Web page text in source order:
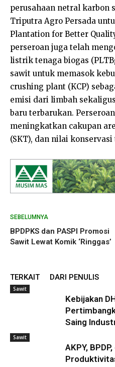
perusahaan netral karbon
Triputra Agro Persada
Plantation for Better
perseroan juga telah
listrik tenaga biogas
sawit untuk memasok
crushing plant (KCP)
emisi dari limbah
baru terbarukan.
meningkatkan cakupan
(SKT), dan nilai
SEBELUMNYA
BPDPKS dan PASPI Promosi
Sawit Lewat Komik ‘Ringgas’
TERKAIT DARI PENULIS
Sawit
Kebijakan
Saing
Sawit
AKPY,